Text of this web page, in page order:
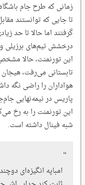
زمانی که طرح جام
تا جایی که توانستند
گرفتند اما حالا تا حد
درخشش تیم‌های برزیلی
این تورنمنت، حالا
تابستانی می‌رفت،
هواداران را راضی نگه
پاریس در نیمه‌نهایی
این تورنمنت را به رخ
شبه فینال داشته است.
امباپه انگیزه‌ای